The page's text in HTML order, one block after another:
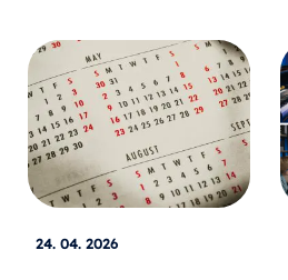
24. 04. 2026